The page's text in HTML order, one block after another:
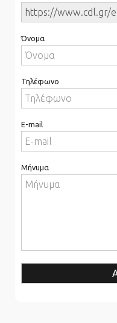
Όνομα
Τηλέφωνο
E-mail
Μήνυμα